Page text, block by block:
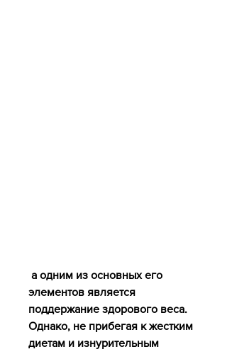
элементов является
поддержание здорового веса.
Однако, не прибегая к жестким
диетам и изнурительным